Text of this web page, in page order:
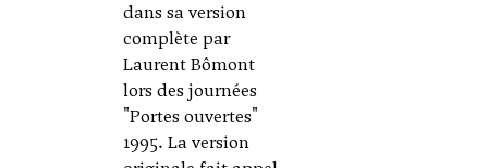
dans sa version
complète par
Laurent Bômont
lors des journées
"Portes ouvertes"
1995. La version